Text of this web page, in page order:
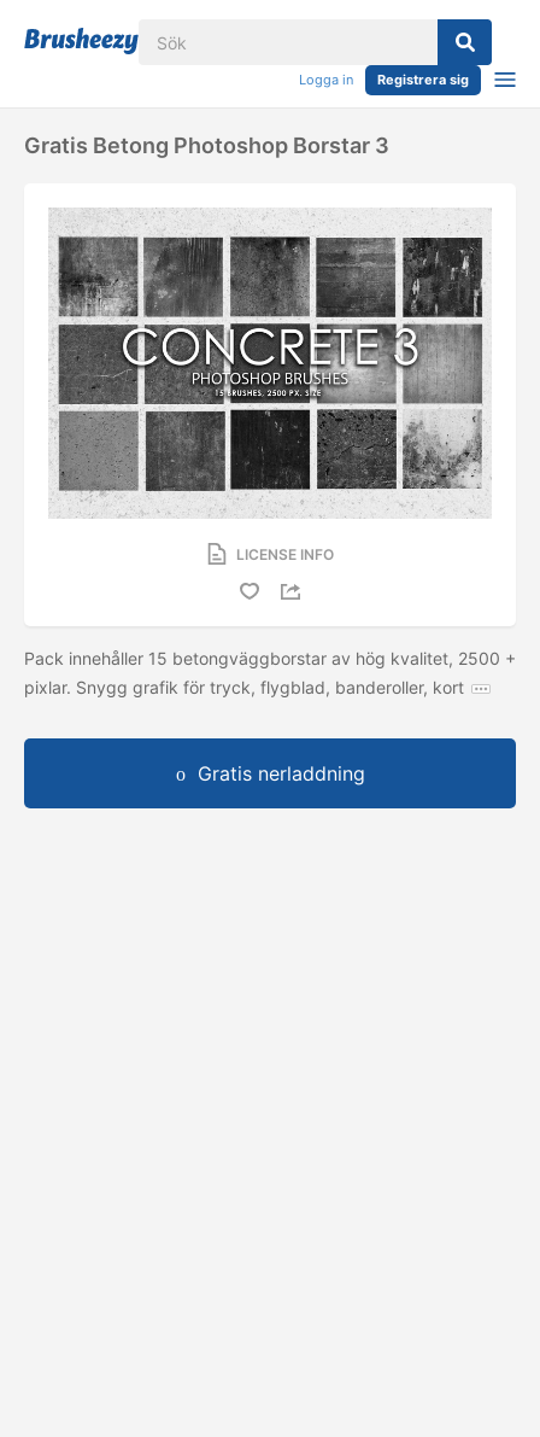
Logga in Registrera sig
Gratis Betong Photoshop Borstar 3
LICENSE INFO
Pack innehåller 15 betongväggborstar av hög kvalitet, 2500 +
pixlar. Snygg grafik för tryck, flygblad, banderoller, kort
Gratis nerladdning